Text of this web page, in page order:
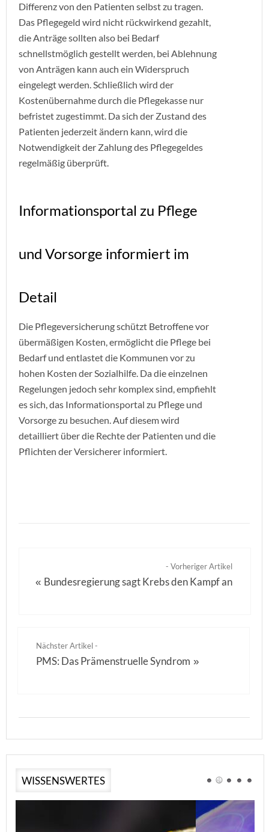
Differenz von den Patienten selbst zu tragen.
Das Pflegegeld wird nicht rückwirkend gezahlt,
die Anträge sollten also bei Bedarf
schnellstmöglich gestellt werden, bei Ablehnung
von Anträgen kann auch ein Widerspruch
eingelegt werden. Schließlich wird der
Kostenübernahme durch die Pflegekasse nur
befristet zugestimmt. Da sich der Zustand des
Patienten jederzeit ändern kann, wird die
Notwendigkeit der Zahlung des Pflegegeldes
regelmäßig überprüft.
Informationsportal zu Pflege
und Vorsorge informiert im
Detail
Die Pflegeversicherung schützt Betroffene vor
übermäßigen Kosten, ermöglicht die Pflege bei
Bedarf und entlastet die Kommunen vor zu
hohen Kosten der Sozialhilfe. Da die einzelnen
Regelungen jedoch sehr komplex sind, empfiehlt
es sich, das Informationsportal zu Pflege und
Vorsorge zu besuchen. Auf diesem wird
detailliert über die Rechte der Patienten und die
Pflichten der Versicherer informiert.
- Vorheriger Artikel
« Bundesregierung sagt Krebs den Kampf an
Nächster Artikel -
PMS: Das Prämenstruelle Syndrom »
WISSENSWERTES